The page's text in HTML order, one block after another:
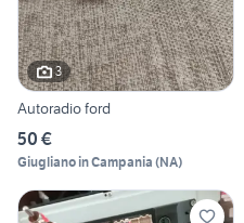
3
Autoradio ford
50 €
Giugliano in Campania (NA)